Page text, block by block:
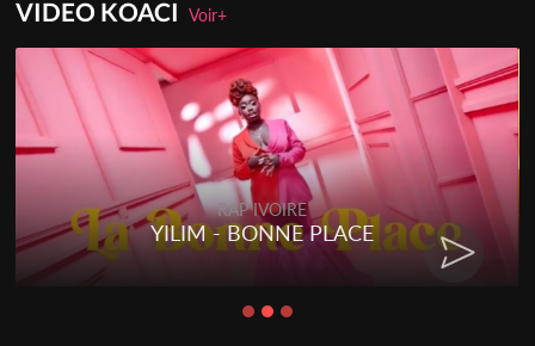
VIDEO KOACIVoir+
RAP IVOIRE
YILIM - BONNE PLACE